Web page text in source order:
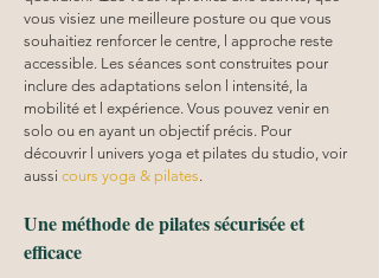
vous visiez une meilleure posture ou que vous
souhaitiez renforcer le centre, l approche reste
accessible. Les séances sont construites pour
inclure des adaptations selon l intensité, la
mobilité et l expérience. Vous pouvez venir en
solo ou en ayant un objectif précis. Pour
découvrir l univers yoga et pilates du studio, voir
aussi cours yoga & pilates.
Une méthode de pilates sécurisée et
efficace